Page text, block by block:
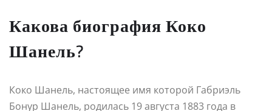
Какова биография Коко
Шанель?
Коко Шанель, настоящее имя которой Габриэль
Бонур Шанель, родилась 19 августа 1883 года в